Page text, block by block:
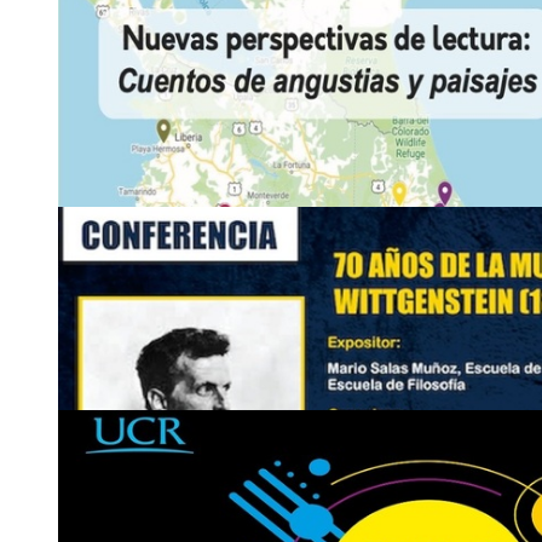
Conferencia: Inaugural: Innovación educativa.
proceso de …
Canal de YouTube Facultad de Educación UCR
Miércoles 21 de abril, 3:00 p. m.
2511-8867
recepciontrpo.educacion @ucr vmpj .ac.cr
Ciclo de conferencias: Cargas Académicas: Una
Unidades
Inscripción y acceso a reunión Zoom: https:is.gd/oJtApbID:
Miércoles 21 de abril, 3:30 p. m. Costa Rica
2511-4016
Conferencia: Nuevas perspectivas de lectura: